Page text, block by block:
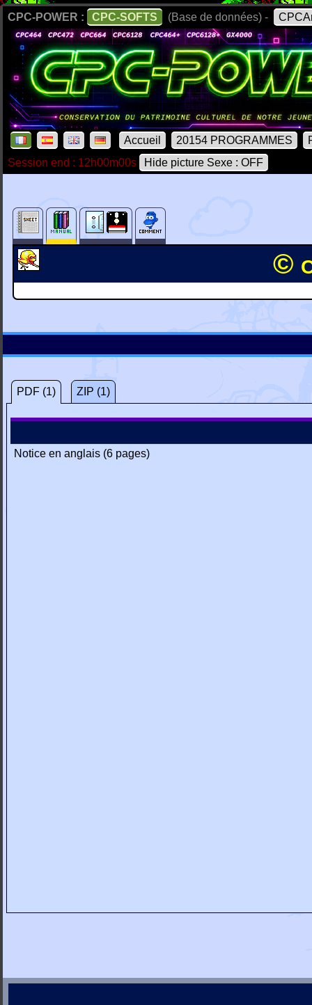
CPC-POWER : CPC-SOFTS (Base de données) -
Accueil 20154 PROGRAMMES
Session end : 12h00m00s
Hide picture Sexe : OFF
©
PDF (1) ZIP (1)
Notice en anglais (6 pages)